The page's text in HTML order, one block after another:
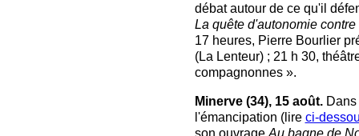
débat autour de ce qu'il
La quête d'autonomie
17 heures, Pierre Bourlier
(La Lenteur) ; 21 h 30,
compagnonnes ».
Minerve (34), 15 août.Dans
l'émancipation (lire ci-
son ouvrage Au bagne de